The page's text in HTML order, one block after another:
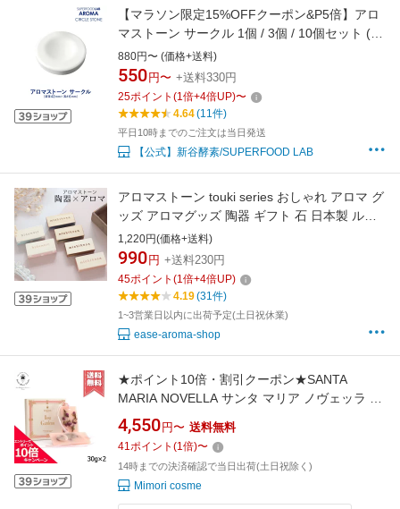
【マラソン限定15%OFFクーポン&P5倍】アロ
マストーン サークル 1個 / 3個 / 10個セット (直
径4.2×高さ0.6cm) [ アロマ ストーン アロマオ
イル アロマプレート ディフューザー エッセン
シャルオイル 精油 ] SUPERFOOD LAB スーパ
ーフードラボ
880円〜 (価格+送料)
550 円〜 +送料330円
25ポイント (1倍+4倍UP)〜
4.64(11件)
平日10時までのご注文は当日発送
【公式】新谷酵素/SUPERFOOD LAB
アロマストーン touki series おしゃれ アロマ グ
ッズ アロマグッズ 陶器 ギフト 石 日本製 ルー
ムフレグランス
1,220円(価格+送料)
990 円 +送料230円
45ポイント (1倍+4倍UP)
4.19(31件)
1~3営業日以内に出荷予定(土日祝休業)
ease-aroma-shop
★ポイント10倍・割引クーポン★SANTA
MARIA NOVELLA サンタ マリア ノヴェッラ タ
ボレッタ ローザ・ガーデニア 2枚入り【送料無
料】
4,550 円〜 送料無料
41ポイント (1倍)〜
14時までの決済確認で当日出荷(土日祝除く)
Mimori cosme